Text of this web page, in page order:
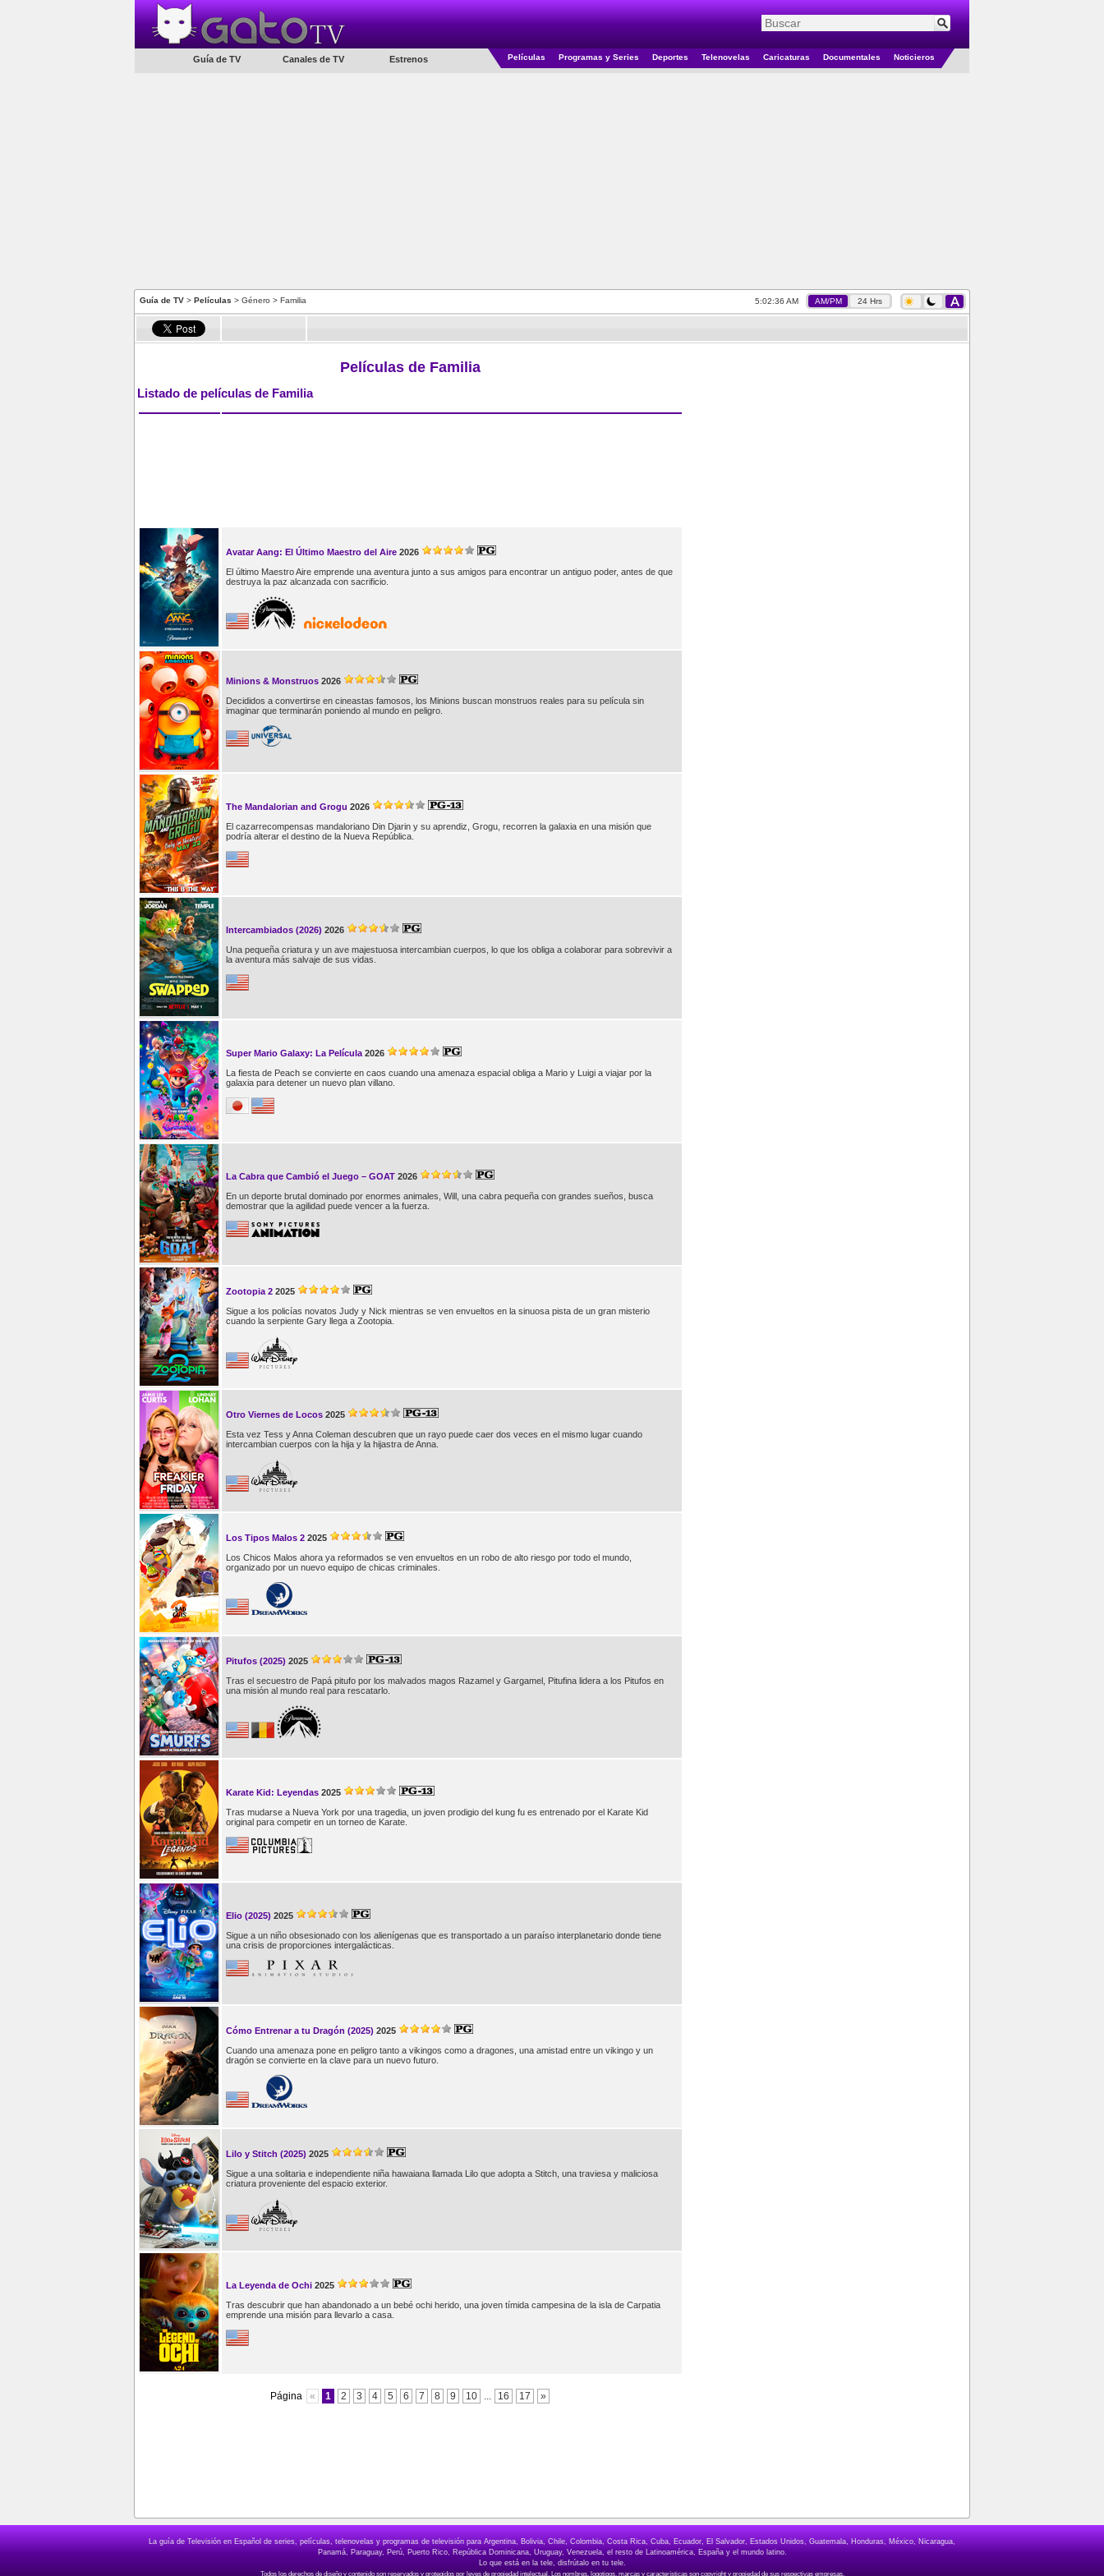
Guía de TV Canales de TV Estrenos Películas Programas y Series Deportes Telenovelas Caricaturas Documentales Noticieros
Guía de TV > Películas > Género > Familia 5:02:37 AM AM/PM 24 Hrs
Películas de Familia
Listado de películas de Familia
Avatar Aang: El Último Maestro del Aire 2026
El último Maestro Aire emprende una aventura junto a sus amigos para encontrar un antiguo poder, antes de que
destruya la paz alcanzada con sacrificio.
Minions & Monstruos 2026
Decididos a convertirse en cineastas famosos, los Minions buscan monstruos reales para su película sin
imaginar que terminarán poniendo al mundo en peligro.
The Mandalorian and Grogu 2026
El cazarrecompensas mandaloriano Din Djarin y su aprendiz, Grogu, recorren la galaxia en una misión que
podría alterar el destino de la Nueva República.
Intercambiados (2026) 2026
Una pequeña criatura y un ave majestuosa intercambian cuerpos, lo que los obliga a colaborar para sobrevivir a
la aventura más salvaje de sus vidas.
Super Mario Galaxy: La Película 2026
La fiesta de Peach se convierte en caos cuando una amenaza espacial obliga a Mario y Luigi a viajar por la
galaxia para detener un nuevo plan villano.
La Cabra que Cambió el Juego – GOAT 2026
En un deporte brutal dominado por enormes animales, Will, una cabra pequeña con grandes sueños, busca
demostrar que la agilidad puede vencer a la fuerza.
Zootopia 2 2025
Sigue a los policías novatos Judy y Nick mientras se ven envueltos en la sinuosa pista de un gran misterio
cuando la serpiente Gary llega a Zootopia.
Otro Viernes de Locos 2025
Esta vez Tess y Anna Coleman descubren que un rayo puede caer dos veces en el mismo lugar cuando
intercambian cuerpos con la hija y la hijastra de Anna.
Los Tipos Malos 2 2025
Los Chicos Malos ahora ya reformados se ven envueltos en un robo de alto riesgo por todo el mundo,
organizado por un nuevo equipo de chicas criminales.
Pitufos (2025) 2025
Tras el secuestro de Papá pitufo por los malvados magos Razamel y Gargamel, Pitufina lidera a los Pitufos en
una misión al mundo real para rescatarlo.
Karate Kid: Leyendas 2025
Tras mudarse a Nueva York por una tragedia, un joven prodigio del kung fu es entrenado por el Karate Kid
original para competir en un torneo de Karate.
Elio (2025) 2025
Sigue a un niño obsesionado con los alienígenas que es transportado a un paraíso interplanetario donde tiene
una crisis de proporciones intergalácticas.
Cómo Entrenar a tu Dragón (2025) 2025
Cuando una amenaza pone en peligro tanto a vikingos como a dragones, una amistad entre un vikingo y un
dragón se convierte en la clave para un nuevo futuro.
Lilo y Stitch (2025) 2025
Sigue a una solitaria e independiente niña hawaiana llamada Lilo que adopta a Stitch, una traviesa y maliciosa
criatura proveniente del espacio exterior.
La Leyenda de Ochi 2025
Tras descubrir que han abandonado a un bebé ochi herido, una joven tímida campesina de la isla de Carpatia
emprende una misión para llevarlo a casa.
Página « 1 2 3 4 5 6 7 8 9 10 ... 16 17 »
La guía de Televisión en Español de series, películas, telenovelas y programas de televisión para Argentina, Bolivia, Chile, Colombia, Costa Rica, Cuba, Ecuador, El Salvador, Estados Unidos, Guatemala, Honduras, México, Nicaragua,
Panamá, Paraguay, Perú, Puerto Rico, República Dominicana, Uruguay, Venezuela, el resto de Latinoamérica, España y el mundo latino.
Lo que está en la tele, disfrútalo en tu tele.